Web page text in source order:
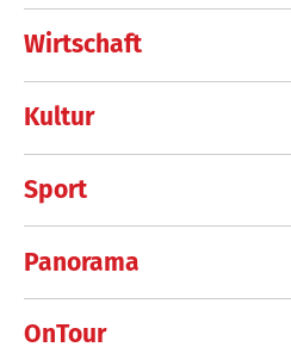
Wirtschaft
Kultur
Sport
Panorama
OnTour